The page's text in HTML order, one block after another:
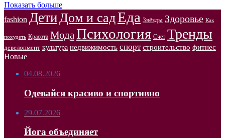
Показать больше
fashion ДетиДом и садЕда Звёзды Здоровье Как
похудеть Красота Мода Психология Счет Тренды
девелопмент культура недвижимость спорт строительство фитнес
Новые
04.08.2026
Одевайся красиво и спортивно
29.07.2026
Йога объединяет